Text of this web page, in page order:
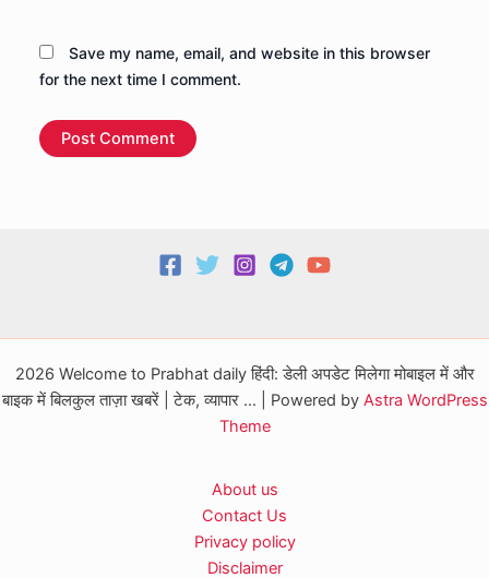
Save my name, email, and website in this browser
for the next time I comment.
2026 Welcome to Prabhat daily हिंदी: डेली अपडेट मिलेगा मोबाइल में और
बाइक में बिलकुल ताज़ा खबरें | टेक, व्यापार ... | Powered by Astra WordPress
Theme
About us
Contact Us
Privacy policy
Disclaimer